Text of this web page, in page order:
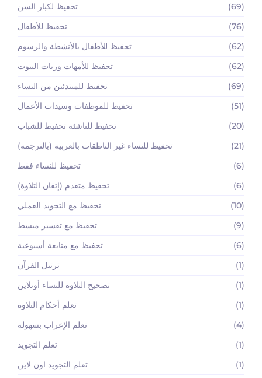
تحفيظ لكبار السن
(69)
تحفيظ للأطفال
(76)
تحفيظ للأطفال بالأنشطة والرسوم
(62)
تحفيظ للأمهات وربات البيوت
(62)
تحفيظ للمبتدئين من النساء
(69)
تحفيظ للموظفات وسيدات الأعمال
(51)
تحفيظ للناشئة تحفيظ للشباب
(20)
تحفيظ للنساء غير الناطقات بالعربية (بالترجمة)
(21)
تحفيظ للنساء فقط
(6)
تحفيظ متقدم (إتقان التلاوة)
(6)
تحفيظ مع التجويد العملي
(10)
تحفيظ مع تفسير مبسط
(9)
تحفيظ مع متابعة أسبوعية
(6)
ترتيل القرآن
(1)
تصحيح التلاوة للنساء أونلاين
(1)
تعلم أحكام التلاوة
(1)
تعلم الإعراب بسهولة
(4)
تعلم التجويد
(1)
تعلم التجويد اون لاين
(1)